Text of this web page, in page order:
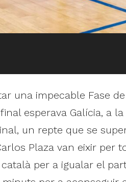
una impecable Fase
esperava Galícia, a
un repte que se
Plaza van eixir per
per a igualar el